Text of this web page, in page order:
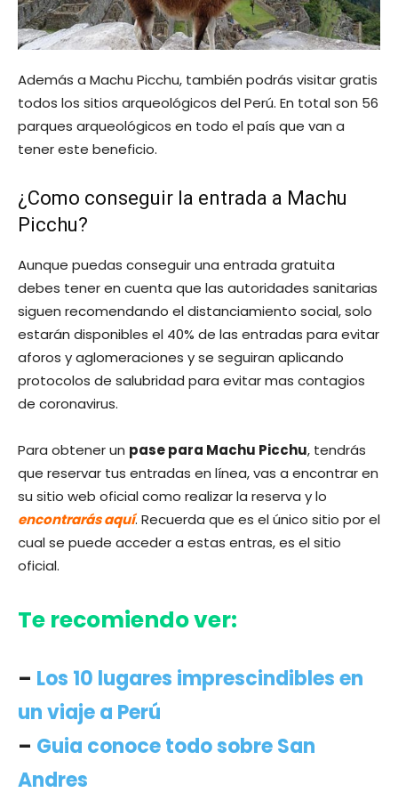
Además a Machu Picchu, también podrás visitar gratis
todos los sitios arqueológicos del Perú. En total son 56
parques arqueológicos en todo el país que van a
tener este beneficio.
¿Como conseguir la entrada a Machu
Picchu?
Aunque puedas conseguir una entrada gratuita
debes tener en cuenta que las autoridades sanitarias
siguen recomendando el distanciamiento social, solo
estarán disponibles el 40% de las entradas para evitar
aforos y aglomeraciones y se seguiran aplicando
protocolos de salubridad para evitar mas contagios
de coronavirus.
Para obtener un pase para Machu Picchu, tendrás
que reservar tus entradas en línea, vas a encontrar en
su sitio web oficial como realizar la reserva y lo
encontrarás aquí. Recuerda que es el único sitio por el
cual se puede acceder a estas entras, es el sitio
oficial.
Te recomiendo ver:
– Los 10 lugares imprescindibles en
un viaje a Perú
– Guia conoce todo sobre San
Andres